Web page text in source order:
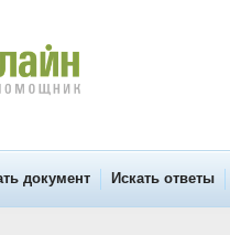
документ Искать ответы